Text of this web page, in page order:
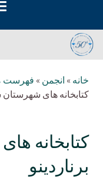
خانه » انجمن » فهرست
کتابخانه های شهرستان
کتابخانه
برناردینو